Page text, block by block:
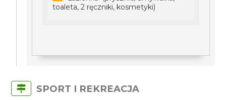
toaleta, 2 ręczniki, kosmetyki)
SPORT I REKREACJA